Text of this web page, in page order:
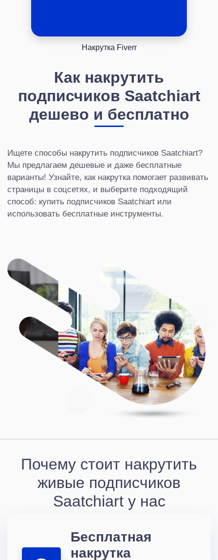
Накрутка Fiverr
Как накрутить
подписчиков Saatchiart
дешево и бесплатно
Ищете способы накрутить подписчиков Saatchiart?
Мы предлагаем дешевые и даже бесплатные
варианты! Узнайте, как накрутка помогает развивать
страницы в соцсетях, и выберите подходящий
способ: купить подписчиков Saatchiart или
использовать бесплатные инструменты.
Почему стоит накрутить
живые подписчиков
Saatchiart у нас
Бесплатная
накрутка